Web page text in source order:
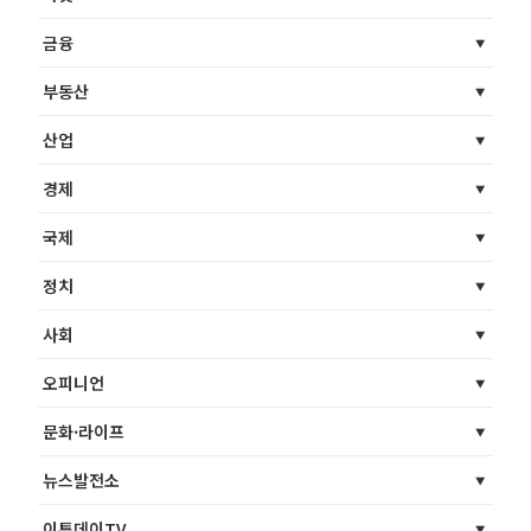
금융
부동산
산업
경제
국제
정치
사회
오피니언
문화·라이프
뉴스발전소